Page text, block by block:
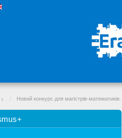
Новий конкурс для магістрів-